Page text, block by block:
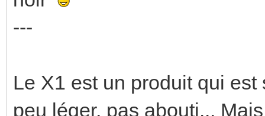
---
Le X1 est un produit qui
peu léger, pas abouti...